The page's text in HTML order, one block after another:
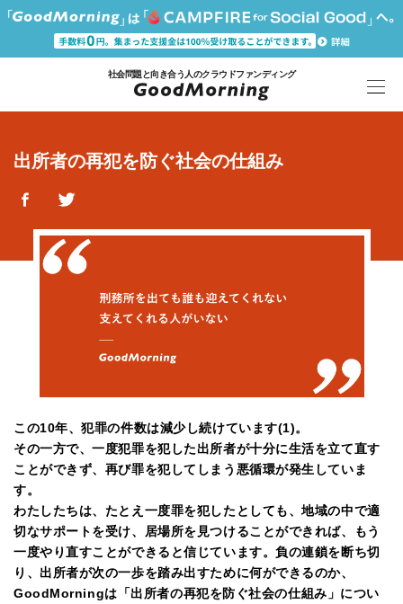
社会問題と向き合う人のクラウドファンディング
出所者の再犯を防ぐ社会の仕組み
この10年、犯罪の件数は減少し続けています(1)。
その一方で、一度犯罪を犯した出所者が十分に生活を立て直す
ことができず、再び罪を犯してしまう悪循環が発生していま
す。
わたしたちは、たとえ一度罪を犯したとしても、地域の中で適
切なサポートを受け、居場所を見つけることができれば、もう
一度やり直すことができると信じています。負の連鎖を断ち切
り、出所者が次の一歩を踏み出すために何ができるのか、
GoodMorningは「出所者の再犯を防ぐ社会の仕組み」につい